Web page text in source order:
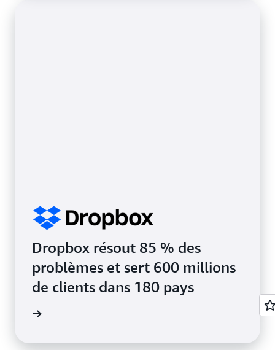
Dropbox résout 85 % des
problèmes et sert 600 millions
de clients dans 180 pays